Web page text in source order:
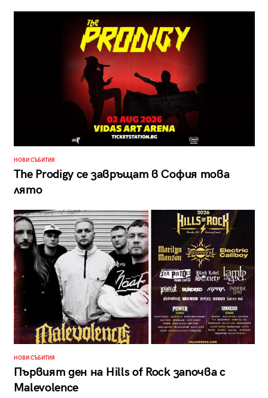
НОВИ СЪБИТИЯ
The Prodigy се завръщат в София това
лято
НОВИ СЪБИТИЯ
Първият ден на Hills of Rock започва с
Malevolence